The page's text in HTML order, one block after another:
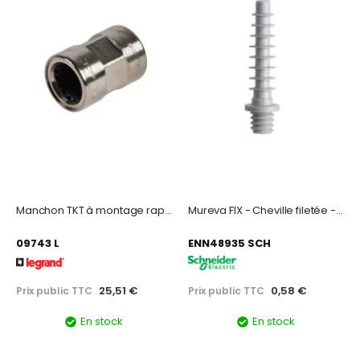
Manchon TKT à montage rapide Ø25mm- accessoire
09743 L
Prix public TTC 25,51 €
En stock
Mureva FIX - Cheville filetée - percage 6mm - Gris
ENN48935 SCH
Prix public TTC 0,58 €
En stock